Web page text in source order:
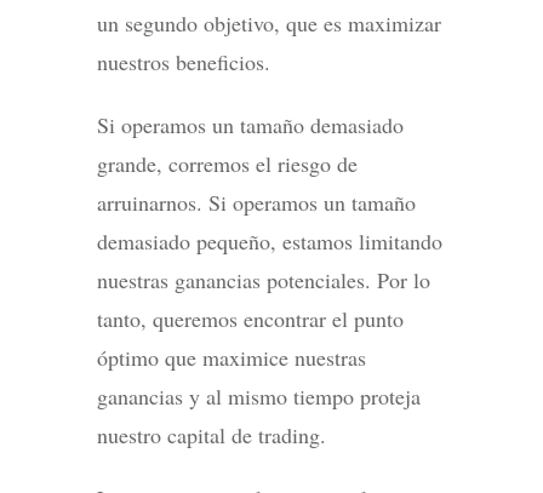
un segundo objetivo, que es maximizar
nuestros beneficios.
Si operamos un tamaño demasiado
grande, corremos el riesgo de
arruinarnos. Si operamos un tamaño
demasiado pequeño, estamos limitando
nuestras ganancias potenciales. Por lo
tanto, queremos encontrar el punto
óptimo que maximice nuestras
ganancias y al mismo tiempo proteja
nuestro capital de trading.